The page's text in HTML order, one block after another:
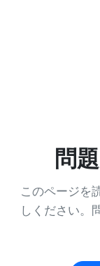
問
このページを
しください。